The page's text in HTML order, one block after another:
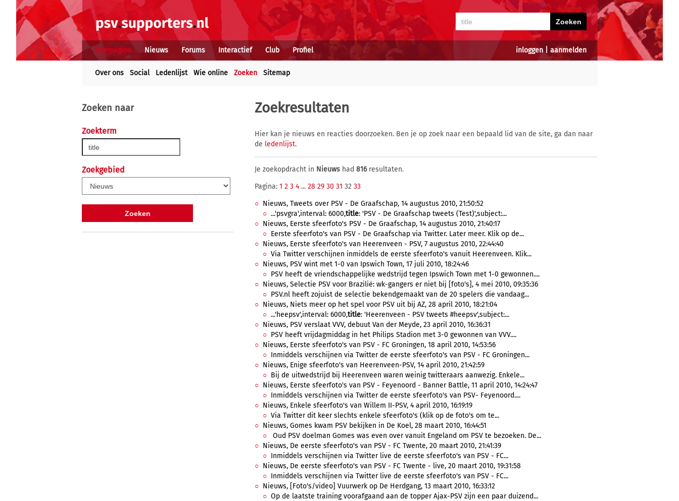
inloggen| aanmelden
Voorpagina Nieuws Forums Interactief Club Profiel
Over ons Social Ledenlijst Wie online Zoeken Sitemap
Zoeken naar
Zoekterm
Zoekgebied
Zoekresultaten
Hier kan je nieuws en reacties doorzoeken. Ben je op zoek naar een bepaald lid van de site, ga dan naar
de ledenlijst.
Je zoekopdracht in Nieuws had 816resultaten.
Pagina: 1 2 3 4 ... 28 29 30 31 32 33
Nieuws, Tweets over PSV - De Graafschap, 14 augustus 2010, 21:50:52
...'psvgra',interval: 6000,title: 'PSV - De Graafschap tweets (Test)',subject:...
Nieuws, Eerste sfeerfoto's PSV - De Graafschap, 14 augustus 2010, 21:40:17
Eerste sfeerfoto's van PSV - De Graafschap via Twitter. Later meer. Klik op de...
Nieuws, Eerste sfeerfoto's van Heerenveen - PSV, 7 augustus 2010, 22:44:40
Via Twitter verschijnen inmiddels de eerste sfeerfoto's vanuit Heerenveen. Klik...
Nieuws, PSV wint met 1-0 van Ipswich Town, 17 juli 2010, 18:24:46
PSV heeft de vriendschappelijke wedstrijd tegen Ipswich Town met 1-0 gewonnen....
Nieuws, Selectie PSV voor Brazilië: wk-gangers er niet bij [foto's], 4 mei 2010, 09:35:36
PSV.nl heeft zojuist de selectie bekendgemaakt van de 20 spelers die vandaag...
Nieuws, Niets meer op het spel voor PSV uit bij AZ, 28 april 2010, 18:21:04
...'heepsv',interval: 6000,title: 'Heerenveen - PSV tweets #heepsv',subject:...
Nieuws, PSV verslaat VVV, debuut Van der Meyde, 23 april 2010, 16:36:31
PSV heeft vrijdagmiddag in het Philips Stadion met 3-0 gewonnen van VVV....
Nieuws, Eerste sfeerfoto's van PSV - FC Groningen, 18 april 2010, 14:53:56
Inmiddels verschijnen via Twitter de eerste sfeerfoto's van PSV - FC Groningen...
Nieuws, Enige sfeerfoto's van Heerenveen-PSV, 14 april 2010, 21:42:59
Bij de uitwedstrijd bij Heerenveen waren weinig twitteraars aanwezig. Enkele...
Nieuws, Eerste sfeerfoto's van PSV - Feyenoord - Banner Battle, 11 april 2010, 14:24:47
Inmiddels verschijnen via Twitter de eerste sfeerfoto's van PSV- Feyenoord....
Nieuws, Enkele sfeerfoto's van Willem II-PSV, 4 april 2010, 16:19:19
Via Twitter dit keer slechts enkele sfeerfoto's (klik op de foto's om te...
Nieuws, Gomes kwam PSV bekijken in De Koel, 28 maart 2010, 16:44:51
Oud PSV doelman Gomes was even over vanuit Engeland om PSV te bezoeken. De...
Nieuws, De eerste sfeerfoto's van PSV - FC Twente, 20 maart 2010, 21:41:39
Inmiddels verschijnen via Twitter live de eerste sfeerfoto's van PSV - FC...
Nieuws, De eerste sfeerfoto's van PSV - FC Twente - live, 20 maart 2010, 19:31:58
Inmiddels verschijnen via Twitter live de eerste sfeerfoto's van PSV - FC...
Nieuws, [Foto's/video] Vuurwerk op De Herdgang, 13 maart 2010, 16:33:12
Op de laatste training voorafgaand aan de topper Ajax-PSV zijn een paar duizend...